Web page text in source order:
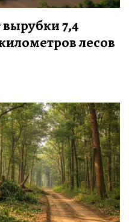
вырубки 7,4
лесов